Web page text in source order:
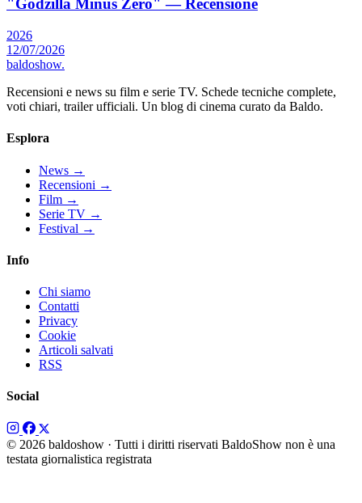
"Godzilla Minus Zero" — Recensione
2026
12/07/2026
baldoshow.
Recensioni e news su film e serie TV. Schede tecniche complete,
voti chiari, trailer ufficiali. Un blog di cinema curato da Baldo.
Esplora
News →
Recensioni →
Film →
Serie TV →
Festival →
Info
Chi siamo
Contatti
Privacy
Cookie
Articoli salvati
RSS
Social
© 2026 baldoshow · Tutti i diritti riservati BaldoShow non è una
testata giornalistica registrata